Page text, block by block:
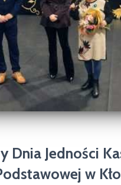
Dnia Jedności
w